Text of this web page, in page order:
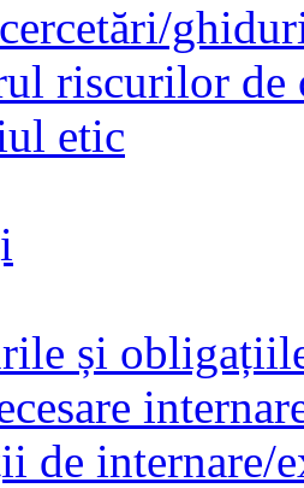
riscurilor de
etic
și
de internare/